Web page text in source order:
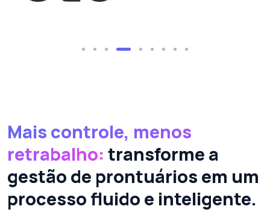
Mais controle, menos
retrabalho: transforme a
gestão de prontuários em um
processo fluido e inteligente.